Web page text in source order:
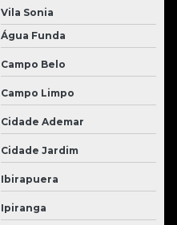
Vila Sonia
Água Funda
Campo Belo
Campo Limpo
Cidade Ademar
Cidade Jardim
Ibirapuera
Ipiranga